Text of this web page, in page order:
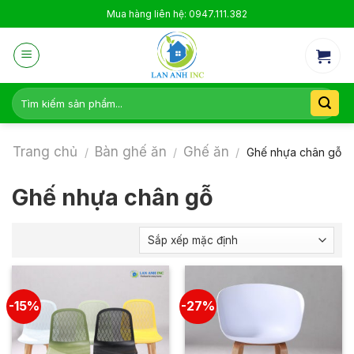
to
content
Mua hàng liên hệ: 0947.111.382
Tìm
kiếm:
Trang chủ / Bàn ghế ăn / Ghế ăn / Ghế nhựa chân gỗ
Ghế nhựa chân gỗ
-15% -27%